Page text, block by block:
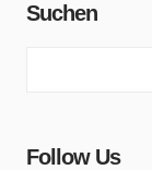
Suchen
Follow Us